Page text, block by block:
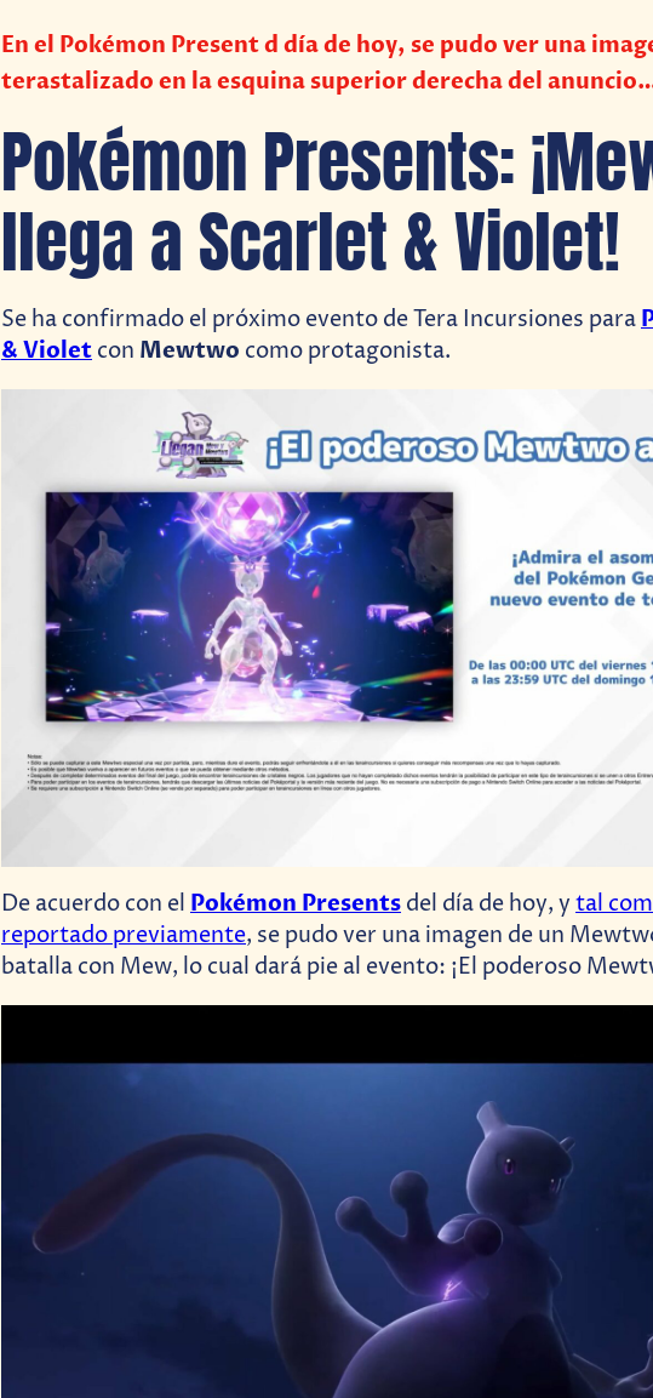
En el Pokémon Present d día de hoy, se pudo ver una
terastalizado en la esquina superior derecha del
Pokémon Presents:
llega a Scarlet & Violet!
Se ha confirmado el próximo evento de Tera Incursiones para
& Violet con Mewtwo como protagonista.
De acuerdo con el Pokémon Presents del día de hoy, y tal
reportado previamente, se pudo ver una imagen de un
batalla con Mew, lo cual dará pie al evento: ¡El poderoso